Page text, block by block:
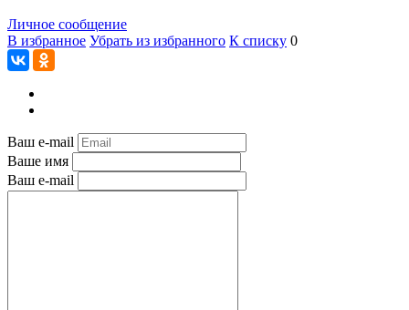
Личное сообщение
В избранное Убрать из избранного К списку 0
Ваш e-mail
Ваше имя
Ваш e-mail